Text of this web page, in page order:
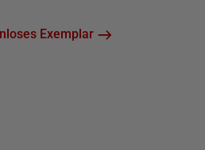
Exemplar